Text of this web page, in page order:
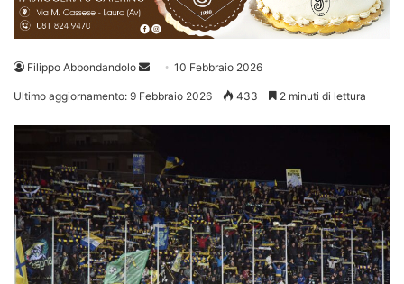
Filippo Abbondandolo
Invia 10 Febbraio 2026
Ultimo aggiornamento: 9 Febbraio 2026 433 2 minuti di lettura